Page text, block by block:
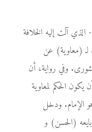
آلت إليه الخلافة
لـ (معاوية) عن
وفي رواية، أن
الحكم لمعاوية
الإمام. ودخل
(الحسن) و